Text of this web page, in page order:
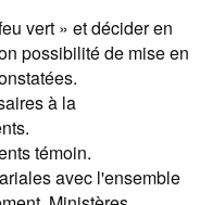
vert » et décider en
possibilité de mise en
à la
témoin.
avec l'ensemble